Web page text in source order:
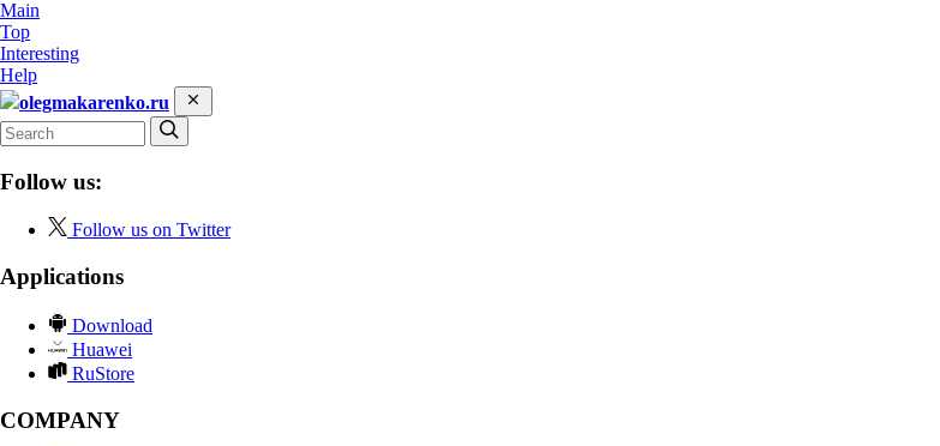
Main
Top
Interesting
Help
olegmakarenko.ru
Follow us:
Follow us on Twitter
Applications
Download
Huawei
RuStore
COMPANY